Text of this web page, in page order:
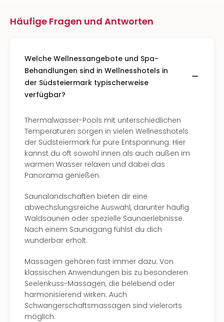
Häufige Fragen und Antworten
Welche Wellnessangebote und Spa-
Behandlungen sind in Wellnesshotels in
der Südsteiermark typischerweise
verfügbar?
Thermalwasser-Pools mit unterschiedlichen
Temperaturen sorgen in vielen Wellnesshotels
der Südsteiermark für pure Entspannung. Hier
kannst du oft sowohl innen als auch außen im
warmen Wasser relaxen und dabei das
Panorama genießen.
Saunalandschaften bieten dir eine
abwechslungsreiche Auswahl, darunter häufig
Waldsaunen oder spezielle Saunaerlebnisse.
Nach einem Saunagang fühlst du dich
wunderbar erholt.
Massagen gehören fast immer dazu: Von
klassischen Anwendungen bis zu besonderen
Seelenkuss-Massagen, die belebend oder
harmonisierend wirken. Auch
Schwangerschaftsmassagen sind vielerorts
möglich.